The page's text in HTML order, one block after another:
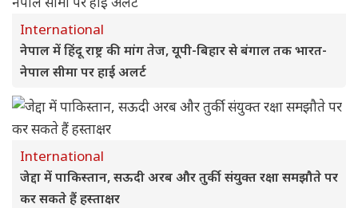
International
नेपाल में हिंदू राष्ट्र की मांग तेज, यूपी-बिहार से बंगाल तक भारत-
नेपाल सीमा पर हाई अलर्ट
International
जेद्दा में पाकिस्तान, सऊदी अरब और तुर्की संयुक्त रक्षा समझौते पर
कर सकते हैं हस्ताक्षर